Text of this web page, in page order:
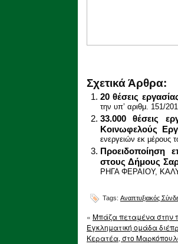
Σχετικά Άρθρα:
20 θέσεις
την υπ’ αριθμ. 151/
33.000 θέσεις
Κοινωφελούς
ενεργειών εκ μέρους
Προειδοποίηση
στους Δήμους
ΡΗΓΑ ΦΕΡΑΙΟΥ,
Tags: Αναπτυξιακός
« Μπάζα πεταμένα στην
Εγκληματική ομάδα
Κερατέα, στο